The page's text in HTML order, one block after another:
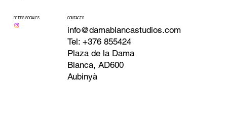
REDES SOCIALES CONTACTO
info@damablancastudios.com
Tel: +376 855424
Plaza de la Dama
Blanca, AD600
Aubinyà